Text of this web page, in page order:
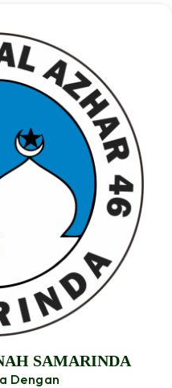
SAMARINDA
Dengan